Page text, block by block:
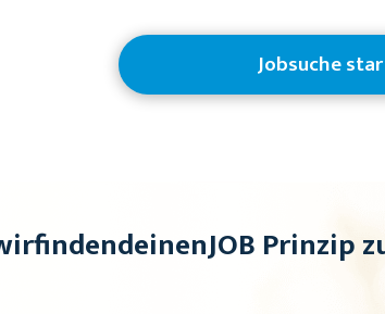
Jobsuche
Prinzip